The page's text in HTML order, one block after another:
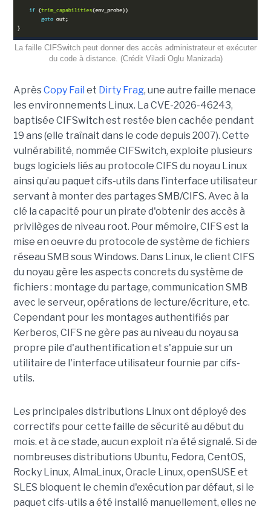
La faille CIFSwitch peut donner des accès administrateur et exécuter
du code à distance. (Crédit Viladi Oglu Manizada)
AprèsCopy Fail et Dirty Frag, une autre faille menace
les environnements Linux. La CVE-2026-46243,
baptisée CIFSwitch est restée bien cachée pendant
19 ans (elle traînait dans le code depuis 2007). Cette
vulnérabilité, nommée CIFSwitch, exploite plusieurs
bugs logiciels liés au protocole CIFS du noyau Linux
ainsi qu’au paquet cifs-utils dans l’interface utilisateur
servant à monter des partages SMB/CIFS. Avec à la
clé la capacité pour un pirate d'obtenir des accès à
privilèges de niveau root. Pour mémoire, CIFS est la
mise en oeuvre du protocole de système de fichiers
réseau SMB sous Windows. Dans Linux, le client CIFS
du noyau gère les aspects concrets du système de
fichiers : montage du partage, communication SMB
avec le serveur, opérations de lecture/écriture, etc.
Cependant pour les montages authentifiés par
Kerberos, CIFS ne gère pas au niveau du noyau sa
propre pile d'authentification et s'appuie sur un
utilitaire de l'interface utilisateur fournie par cifs-
utils.
Les principales distributions Linux ont déployé des
correctifs pour cette faille de sécurité au début du
mois. et à ce stade, aucun exploit n’a été signalé. Si de
nombreuses distributions Ubuntu, Fedora, CentOS,
Rocky Linux, AlmaLinux, Oracle Linux, openSUSE et
SLES bloquent le chemin d'exécution par défaut, si le
paquet cifs-utils a été installé manuellement, elles ne